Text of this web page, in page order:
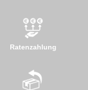
Ratenzahlung